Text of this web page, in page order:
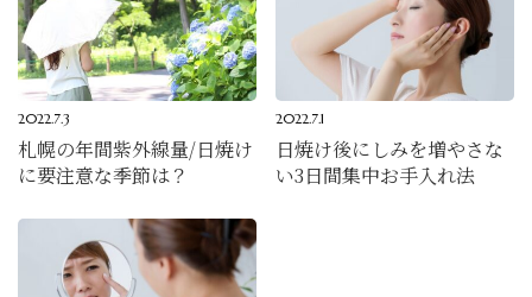
2022.7.3
札幌の年間紫外線量/日焼け
に要注意な季節は？
2022.7.1
日焼け後にしみを増やさな
い3日間集中お手入れ法